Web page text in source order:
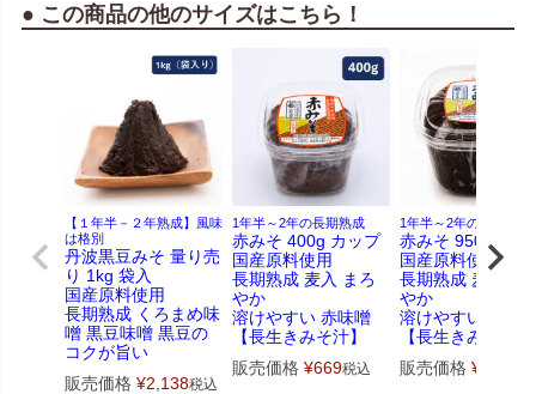
● この商品の他のサイズはこちら！
【１年半－２年熟成】風味
は格別
丹波黒豆みそ 量り売
り 1kg 袋入
国産原料使用
長期熟成 くろまめ味
噌 黒豆味噌 黒豆の
コクが旨い
販売価格 ¥2,138税込
1年半～2年の長期熟成
赤みそ 400g カップ
国産原料使用
長期熟成 麦入 まろ
やか
溶けやすい 赤味噌
【長生きみそ汁】
販売価格 ¥669税込
1年半～2年の長期熟成
赤みそ 950g カッ
国産原料使用
長期熟成 麦入 ま
やか
溶けやすい 赤味
【長生きみそ汁】
販売価格 ¥